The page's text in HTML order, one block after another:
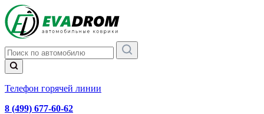
Телефон горячей линии
8 (499) 677-60-62